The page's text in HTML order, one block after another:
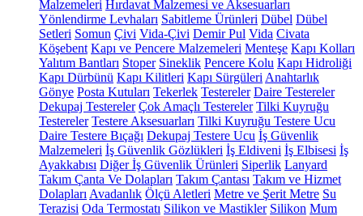
Malzemeleri Hırdavat Malzemesi ve Aksesuarları
Yönlendirme Levhaları Sabitleme Ürünleri Dübel Dübel
Setleri Somun Çivi Vida-Çivi Demir Pul Vida Civata
Köşebent Kapı ve Pencere Malzemeleri Menteşe Kapı Kolları
Yalıtım Bantları Stoper Sineklik Pencere Kolu Kapı Hidroliği
Kapı Dürbünü Kapı Kilitleri Kapı Sürgüleri Anahtarlık
Gönye Posta Kutuları Tekerlek Testereler Daire Testereler
Dekupaj Testereler Çok Amaçlı Testereler Tilki Kuyruğu
Testereler Testere Aksesuarları Tilki Kuyruğu Testere Ucu
Daire Testere Bıçağı Dekupaj Testere Ucu İş Güvenlik
Malzemeleri İş Güvenlik Gözlükleri İş Eldiveni İş Elbisesi İş
Ayakkabısı Diğer İş Güvenlik Ürünleri Siperlik Lanyard
Takım Çanta Ve Dolapları Takım Çantası Takım ve Hizmet
Dolapları Avadanlık Ölçü Aletleri Metre ve Şerit Metre Su
Terazisi Oda Termostatı Silikon ve Mastikler Silikon Mum